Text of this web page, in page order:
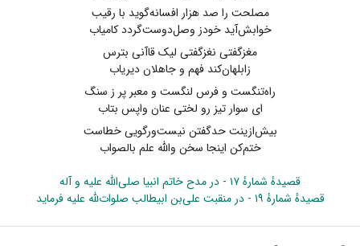
مصلحت را صد هزار افسانه‌گوید با رقیب
خوابش‌‌آید خودز وصل‌دوست‌گردد کامیاب
مغزگفتی نغزگفتی لیک قاآنی بترس
زابلهان‌کند فهم و جاهلان دیریاب
راه‌تنگست و فرس لنگست و معبر پر ز سنگ
ای سوار تیز رو لختی عنان واپس بتاب
بیش‌ازینت حدگفتن نیست‌ورگویی خطاست
ختم‌کن اینجا سخن والله علم بالصواب
قصیدهٔ شمارهٔ ۱۷ - در مدح خاتم انبیا صلی‌الله علیه و آله
قصیدهٔ شمارهٔ ۱۹ - در منقبت علی‌بن ابیطالب صلوات‌لله علیه فرماید